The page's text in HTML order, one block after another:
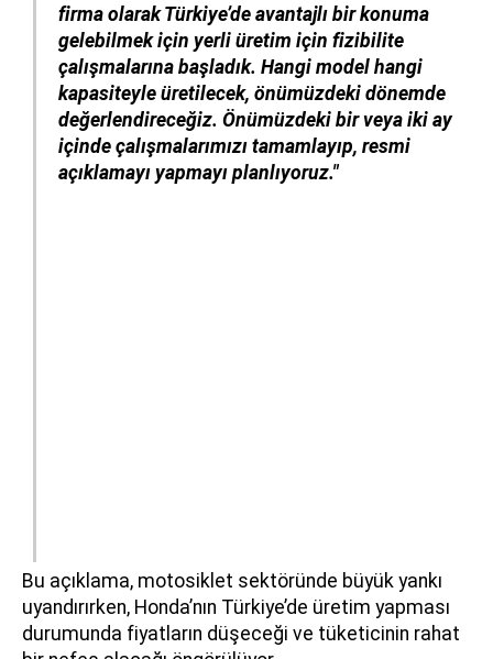
firma olarak Türkiye’de avantajlı bir konuma
gelebilmek için yerli üretim için fizibilite
çalışmalarına başladık. Hangi model hangi
kapasiteyle üretilecek, önümüzdeki dönemde
değerlendireceğiz. Önümüzdeki bir veya iki ay
içinde çalışmalarımızı tamamlayıp, resmi
açıklamayı yapmayı planlıyoruz."
Bu açıklama, motosiklet sektöründe büyük yankı
uyandırırken, Honda’nın Türkiye’de üretim yapması
durumunda fiyatların düşeceği ve tüketicinin rahat